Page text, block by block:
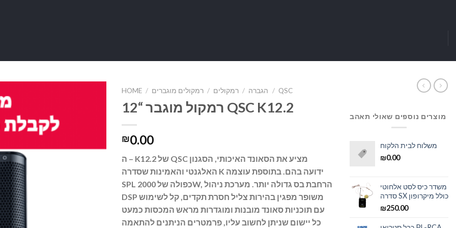
HOME / הגברה / רמקולים / רמקולים מוגברים / QSC
רמקול מוגבר “12 QSC K12.2
₪0.00
ה – K12.2 של QSC מציע את הסאונד האיכותי, הסגנון
האלגנטי והאמינות שסדרה K ידועה בהם. בתוספת עוצמה
SPL כפולה של 2000W, הרחבת בס גדולה יותר. מערכת ניהול
DSP משופר מפגין בהירות צליל חסרת תקדים, קל לשימוש
עם תוכניות סאונד מובנות ומוגדרות מראש המכסות כמעט
כל יישום שניתן לחשוב עליו, פרמטרים הניתנים להתאמה
מוצרים נוספים שאולי תאהב
משלוח לבית הלקוח
₪0.00
משדר כיס לסט אלחוטי
סדרה SX כולל מיקרופון
₪250.00